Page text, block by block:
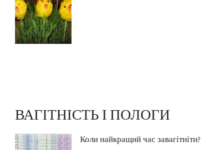
ВАГІТНІСТЬ І ПОЛОГИ
Коли найкращий час завагітніти?